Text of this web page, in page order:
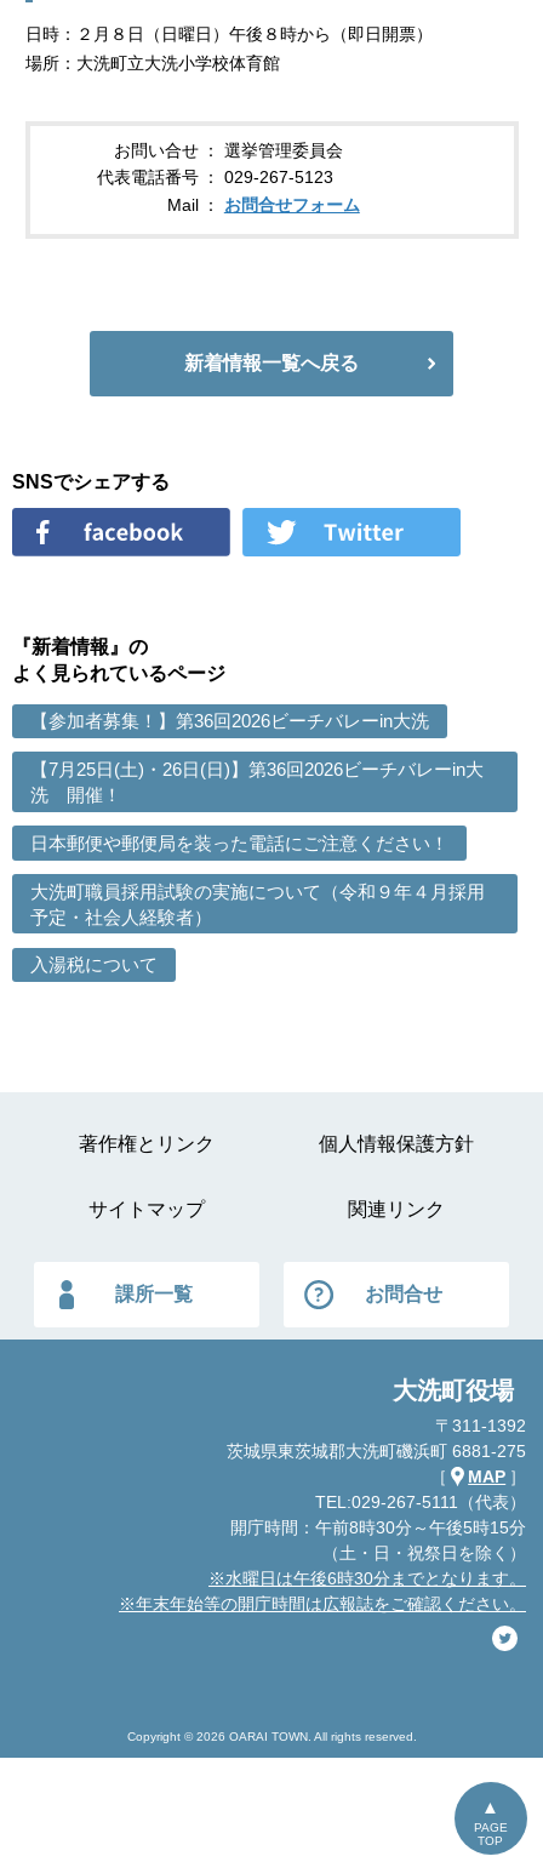
日時：２月８日（日曜日）午後８時から（即日開票）
場所：大洗町立大洗小学校体育館
お問い合せ
選挙管理委員会
代表電話番号
029-267-5123
Mail
お問合せフォーム
新着情報一覧へ戻る
SNSでシェアする
『新着情報』の
よく見られているページ
【参加者募集！】第36回2026ビーチバレーin大洗
【7月25日(土)・26日(日)】第36回2026ビーチバレーin大
洗 開催！
日本郵便や郵便局を装った電話にご注意ください！
大洗町職員採用試験の実施について（令和９年４月採用
予定・社会人経験者）
入湯税について
PAGE
TOP
著作権とリンク 個人情報保護方針
サイトマップ 関連リンク
課所一覧 お問合せ
大洗町役場
〒311-1392
茨城県東茨城郡大洗町磯浜町 6881-275
［
MAP ］
TEL:029-267-5111（代表）
開庁時間：午前8時30分～午後5時15分
（土・日・祝祭日を除く）
※水曜日は午後6時30分までとなります。
※年末年始等の開庁時間は広報誌をご確認ください。
Copyright © 2026 OARAI TOWN. All rights reserved.